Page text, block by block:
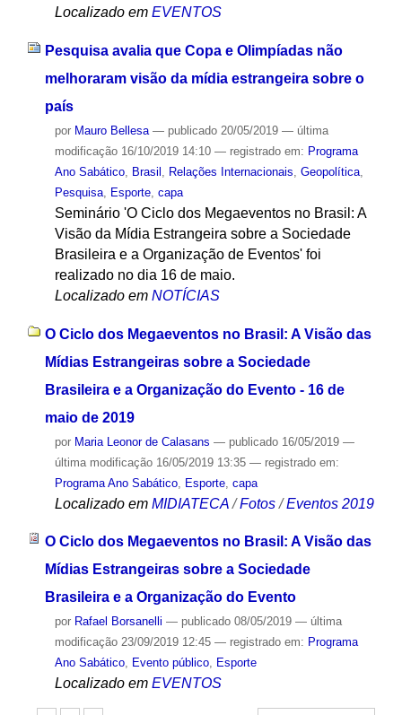
Localizado em EVENTOS
Pesquisa avalia que Copa e Olimpíadas não
melhoraram visão da mídia estrangeira sobre o
país
por Mauro Bellesa — publicado20/05/2019 — última
modificação16/10/2019 14:10 — registrado em: Programa
Ano Sabático, Brasil Relações Internacionais Geopolítica,
Pesquisa, Esporte, capa
Seminário 'O Ciclo dos Megaeventos no Brasil: A
Visão da Mídia Estrangeira sobre a Sociedade
Brasileira e a Organização de Eventos' foi
realizado no dia 16 de maio.
Localizado em NOTÍCIAS
O Ciclo dos Megaeventos no Brasil: A Visão das
Mídias Estrangeiras sobre a Sociedade
Brasileira e a Organização do Evento - 16 de
maio de 2019
por Maria Leonor de Calasans — publicado16/05/2019 —
última modificação16/05/2019 13:35 — registrado em:
Programa Ano Sabático, Esporte, capa
Localizado em MIDIATECA /Fotos /Eventos 2019
O Ciclo dos Megaeventos no Brasil: A Visão das
Mídias Estrangeiras sobre a Sociedade
Brasileira e a Organização do Evento
por Rafael Borsanelli — publicado08/05/2019 — última
modificação23/09/2019 12:45 — registrado em: Programa
Ano Sabático, Evento público, Esporte
Localizado em EVENTOS